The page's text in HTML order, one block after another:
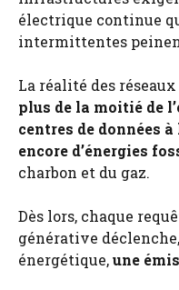
électrique continue
intermittentes
La réalité des
plus de la moitié de
centres de données
encore d’énergies
charbon et du gaz.
Dès lors, chaque
générative
énergétique,une